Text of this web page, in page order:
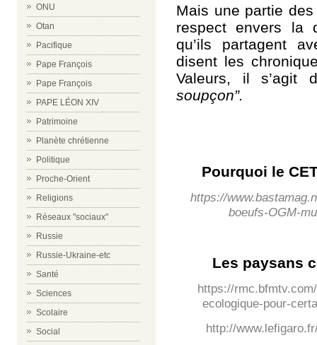
ONU
Otan
Pacifique
Pape François
Pape François
PAPE LÉON XIV
Patrimoine
Planète chrétienne
Politique
Proche-Orient
Religions
Réseaux "sociaux"
Russie
Russie-Ukraine-etc
Santé
Sciences
Scolaire
Social
Mais une partie
respect envers la
qu’ils partagent
disent les
Valeurs, il s’agit
soupçon”.
Pourquoi le
https://
boeufs-OGM-
Les paysans
https://
ecologique-pour-
http://